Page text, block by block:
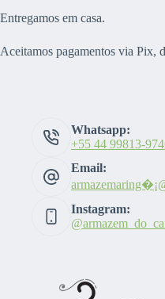
Entregamos em casa.
Aceitamos pagamentos via Pix,
Whatsapp:
+55 44 99813-
Email:
Instagram: